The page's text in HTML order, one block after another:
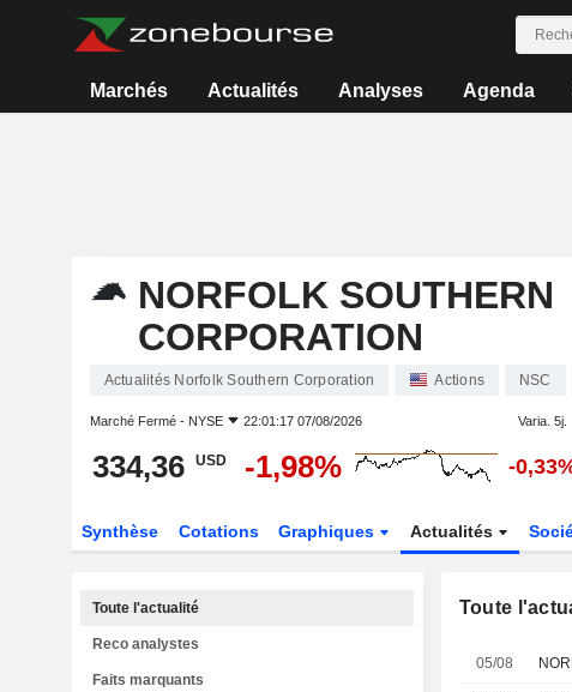
Marchés Actualités Analyses Agenda
NORFOLK SOUTHERN
CORPORATION
Actualités Norfolk Southern Corporation Actions NSC
Marché Fermé - NYSE 22:01:17 07/08/2026 Varia. 5j.
334,36 USD -1,98% -
Synthèse Cotations Graphiques Actualités
Toute
05/08
Toute l'actualité
Reco analystes
Faits marquants